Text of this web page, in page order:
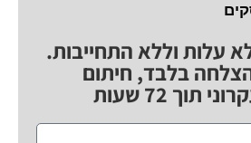
עלות וללא התחייבות.
בלבד, חיתום
72 שעות